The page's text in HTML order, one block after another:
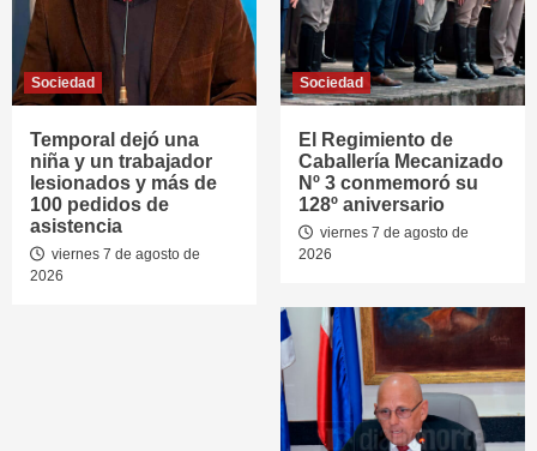
Sociedad
Temporal dejó una
niña y un trabajador
lesionados y más de
100 pedidos de
asistencia
viernes 7 de agosto de
2026
Sociedad
El Regimiento de
Caballería Mecanizado
Nº 3 conmemoró su
128º aniversario
viernes 7 de agosto de
2026